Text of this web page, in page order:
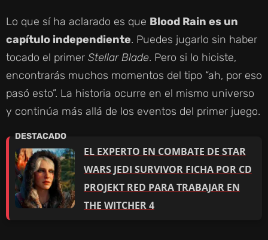
E
O
Lo que sí ha aclarado es que Blood Rain es un
capítulo independiente. Puedes jugarlo sin haber
tocado el primer Stellar Blade. Pero si lo hiciste,
encontrarás muchos momentos del tipo “ah, por eso
pasó esto”. La historia ocurre en el mismo universo
y continúa más allá de los eventos del primer juego.
EL EXPERTO EN COMBATE DE STAR
WARS JEDI SURVIVOR FICHA POR CD
PROJEKT RED PARA TRABAJAR EN
THE WITCHER 4